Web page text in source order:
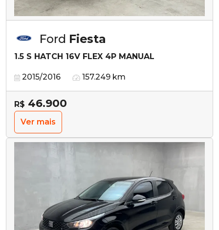
Ford Fiesta
1.5 S HATCH 16V FLEX 4P MANUAL
2015/2016 157.249 km
R$ 46.900
Ver mais